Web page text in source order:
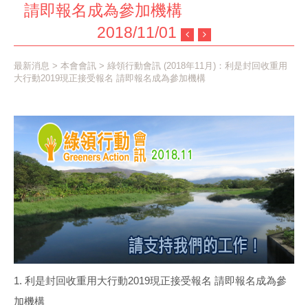
請即報名成為參加機構
2018/11/01
最新消息 > 本會會訊 > 綠領行動會訊 (2018年11月)：利是封回收重用
大行動2019現正接受報名 請即報名成為參加機構
1. 利是封回收重用大行動2019現正接受報名 請即報名成為參
加機構